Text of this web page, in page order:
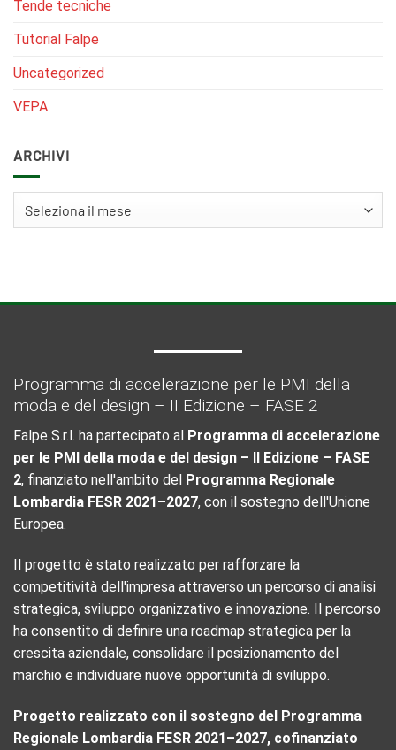
Tende tecniche
Tutorial Falpe
Uncategorized
VEPA
ARCHIVI
Programma di accelerazione per le PMI della
moda e del design – II Edizione – FASE 2
Falpe S.r.l. ha partecipato al Programma di accelerazione
per le PMI della moda e del design – II Edizione – FASE
2, finanziato nell'ambito del
Programma Regionale
Lombardia FESR 2021–2027, con il sostegno dell'Unione
Europea.
Il progetto è stato realizzato per rafforzare la
competitività dell'impresa attraverso un percorso di analisi
strategica, sviluppo organizzativo e innovazione. Il percorso
ha consentito di definire una roadmap strategica per la
crescita aziendale, consolidare il posizionamento del
marchio e individuare nuove opportunità di sviluppo.
Progetto realizzato con il sostegno del Programma
Regionale Lombardia FESR 2021–2027, cofinanziato